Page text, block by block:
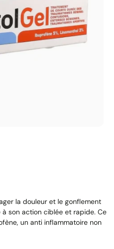
la douleur et le gonflement
son action ciblée et rapide. Ce
un anti inflammatoire non